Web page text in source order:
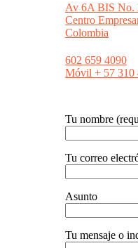
Av 6A BIS No.
Centro
Colombia
602 659 4090
Móvil + 57 310
Tu nombre
Tu correo
Asunto
Tu mensaje o